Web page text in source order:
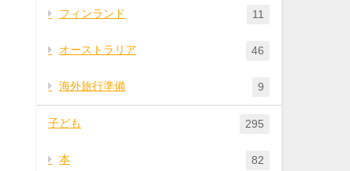
フィンランド 11
オーストラリア 46
海外旅行準備 9
子ども 295
本 82